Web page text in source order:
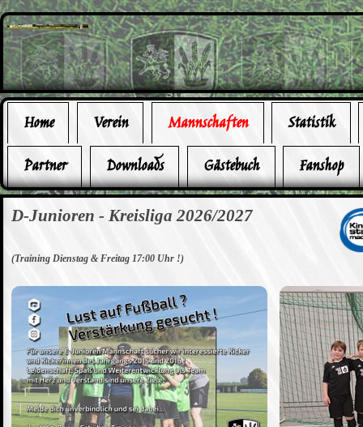
Home Verein Mannschaften
Statistik
Partner
Downloads Gästebuch Fanshop
D-Junioren - Kreisliga 2026/2027
(Training Dienstag & Freitag 17:00 Uhr !)